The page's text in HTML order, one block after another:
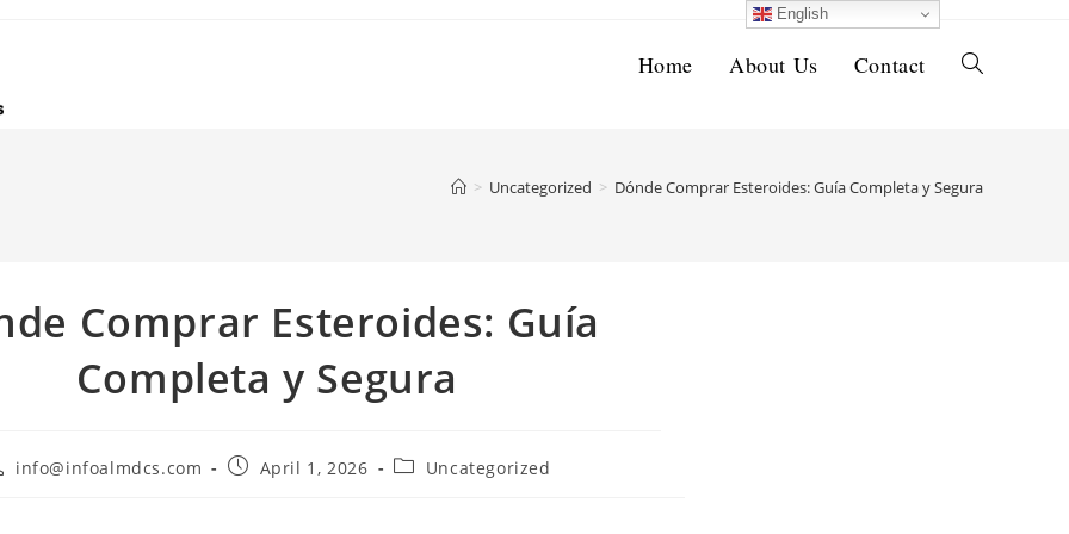
Home About Us Contact Toggle
> Uncategorized > Dónde Comprar Esteroides: Guía Completa y Segura
Comprar Esteroides: Guía
Completa y Segura
info@infoalmdcs.com
PostApril 1, 2026
PostUncategorized
English